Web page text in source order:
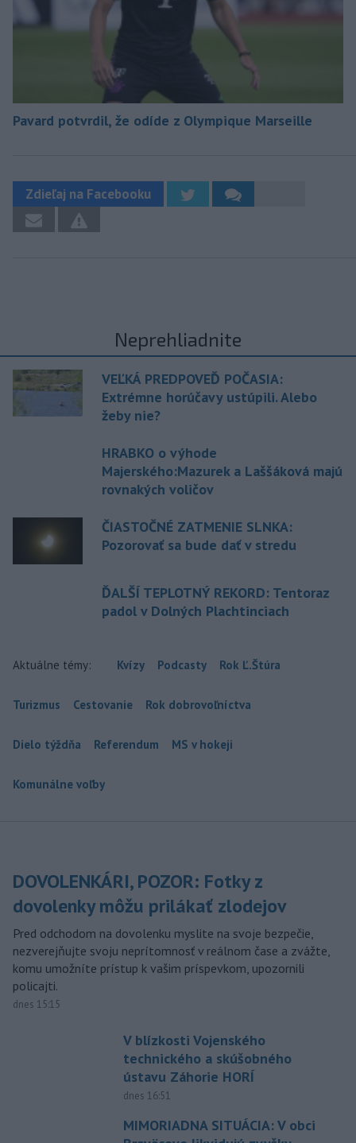
Pavard potvrdil, že odíde z Olympique Marseille
Zdieľaj na Facebooku
Neprehliadnite
VEĽKÁ PREDPOVEĎ POČASIA:
Extrémne horúčavy ustúpili. Alebo
žeby nie?
HRABKO o výhode
Majerského:Mazurek a Laššáková majú
rovnakých voličov
ČIASTOČNÉ ZATMENIE SLNKA:
Pozorovať sa bude dať v stredu
ĎALŠÍ TEPLOTNÝ REKORD: Tentoraz
padol v Dolných Plachtinciach
Aktuálne témy: Kvízy Podcasty Rok Ľ.Štúra
Turizmus Cestovanie Rok dobrovoľníctva
Dielo týždňa Referendum MS v hokeji
Komunálne voľby
DOVOLENKÁRI, POZOR: Fotky z
dovolenky môžu prilákať zlodejov
Pred odchodom na dovolenku myslite na svoje bezpečie,
nezverejňujte svoju neprítomnosť v reálnom čase a zvážte,
komu umožníte prístup k vašim príspevkom, upozornili
policajti.
dnes 15:15
V blízkosti Vojenského
technického a skúšobného
ústavu Záhorie HORÍ
dnes 16:51
MIMORIADNA SITUÁCIA: V obci